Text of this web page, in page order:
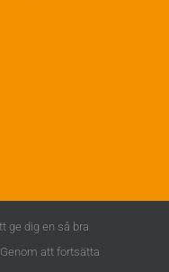
ge dig en så bra
att fortsätta